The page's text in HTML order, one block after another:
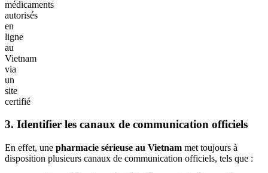
médicaments
autorisés
en
ligne
au
Vietnam
via
un
site
certifié
3. Identifier les canaux de communication officiels
En effet, une pharmacie sérieuse au Vietnam met toujours à
disposition plusieurs canaux de communication officiels, tels que :